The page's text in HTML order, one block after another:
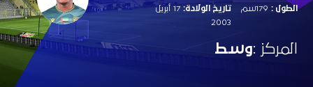
الطول :
تاريخ الولادة:
17 أبريل
2003
المركز :وسط